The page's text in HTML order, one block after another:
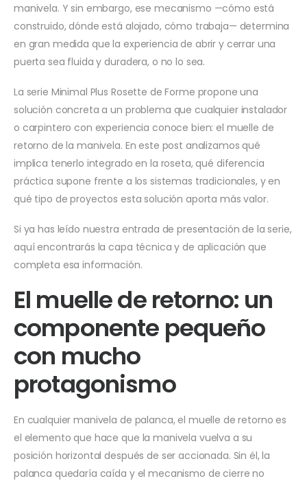
manivela. Y sin embargo, ese mecanismo —cómo está
construido, dónde está alojado, cómo trabaja— determina
en gran medida que la experiencia de abrir y cerrar una
puerta sea fluida y duradera, o no lo sea.
La serie Minimal Plus Rosette de Forme propone una
solución concreta a un problema que cualquier instalador
o carpintero con experiencia conoce bien: el muelle de
retorno de la manivela. En este post analizamos qué
implica tenerlo integrado en la roseta, qué diferencia
práctica supone frente a los sistemas tradicionales, y en
qué tipo de proyectos esta solución aporta más valor.
Si ya has leído nuestra entrada de presentación de la serie,
aquí encontrarás la capa técnica y de aplicación que
completa esa información.
El muelle de retorno: un
componente pequeño
con mucho
protagonismo
En cualquier manivela de palanca, el muelle de retorno es
el elemento que hace que la manivela vuelva a su
posición horizontal después de ser accionada. Sin él, la
palanca quedaría caída y el mecanismo de cierre no